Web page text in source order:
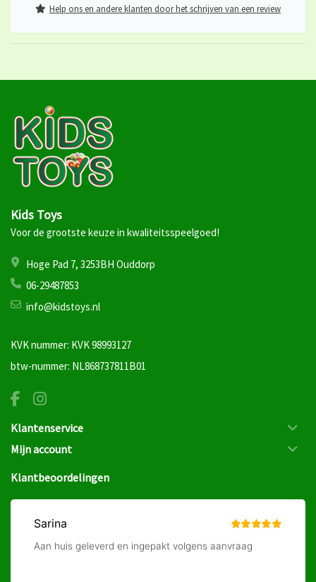
Help ons en andere klanten door het schrijven van een review
Kids Toys
Voor de grootste keuze in kwaliteitsspeelgoed!
Hoge Pad 7, 3253BH Ouddorp
06-29487853
info@kidstoys.nl
KVK nummer: KVK 98993127
btw-nummer: NL868737811B01
Klantenservice
Mijn account
Klantbeoordelingen